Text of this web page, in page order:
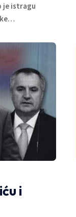
je istragu
i